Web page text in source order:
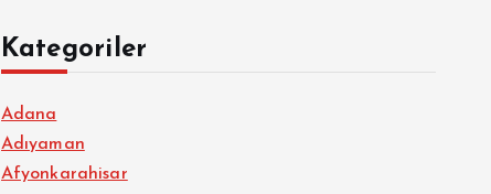
Kategoriler
Adana
Adıyaman
Afyonkarahisar